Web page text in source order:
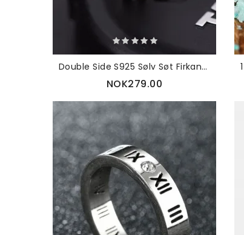
Double Side S925 Sølv Søt Firkantet Zircon Ring
NOK279.00